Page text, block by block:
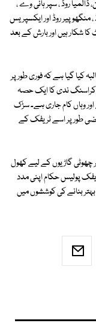
ڈالمیا روڈ ، سپر ہائی وے ،
روڈ اور ایکسپریس
شکار ہیں اور بارش کے بعد
کیا گیا ہے کہ فوری طور پر
کراسنگ ندی کا ایک حصہ
وہاں کام جاری ہے۔ سڑک
طور پر اسے ٹریفک کے
گاڑیوں کے لیے کھول
پولیس حکام اپنی مدد
بنانے کی کوششوں میں